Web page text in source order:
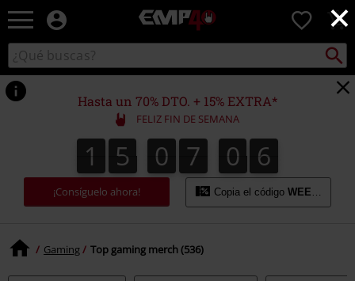
×
EMP
Música,
TV
&
Gaming
Merch
-
Ropa
Alternativa
0
Buscar
en
el
catálogo
Buscar
Hasta un 70% DTO. + 15% EXTRA*
FELIZ FIN DE SEMANA
1
1 5
5 0
0 7
7 0
0
0
0 4
5
4
6
5
¡Consíguelo ahora! Copia el código WEEKEND
Gaming Top gaming merch (536)